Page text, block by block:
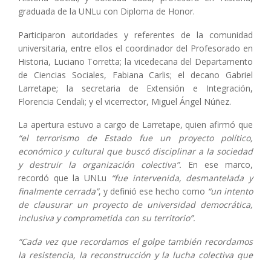
graduada de la UNLu con Diploma de Honor.
Participaron autoridades y referentes de la comunidad
universitaria, entre ellos el coordinador del Profesorado en
Historia, Luciano Torretta; la vicedecana del Departamento
de Ciencias Sociales, Fabiana Carlis; el decano Gabriel
Larretape; la secretaria de Extensión e Integración,
Florencia Cendali; y el vicerrector, Miguel Ángel Núñez.
La apertura estuvo a cargo de Larretape, quien afirmó que
“el terrorismo de Estado fue un proyecto político,
económico y cultural que buscó disciplinar a la sociedad
y destruir la organización colectiva”. En ese marco,
recordó que la UNLu “fue intervenida, desmantelada y
finalmente cerrada”, y definió ese hecho como “un intento
de clausurar un proyecto de universidad democrática,
inclusiva y comprometida con su territorio”.
“Cada vez que recordamos el golpe también recordamos
la resistencia, la reconstrucción y la lucha colectiva que